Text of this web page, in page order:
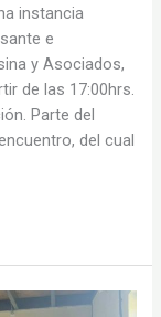
instancia
e
y Asociados,
de las 17:00hrs.
Parte del
del cual